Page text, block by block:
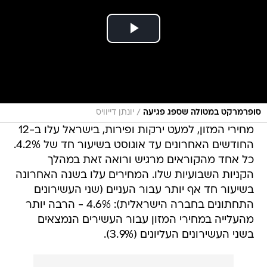
סופרמרקט במטולה שספג פגיעה / יונתן דייוויס
מחירי המזון, למעט ירקות ופירות, בישראל עלו ב-12
החודשים האחרונים עד אוגוסט בשיעור חד של 4.2%.
כל אחד מהקוראים מרגיש ורואה זאת במהלך
הקניות השבועיות שלו. המחירים עלו בשנה האחרונה
בשיעור חד אף יותר עבור העניים (שני העשירונים
התחתונים בחברה הישראלית): 4.6% - הרבה יותר
מהעלייה במחירי המזון עבור העשירים הנמצאים
בשני העשירונים העליונים (3.9%).